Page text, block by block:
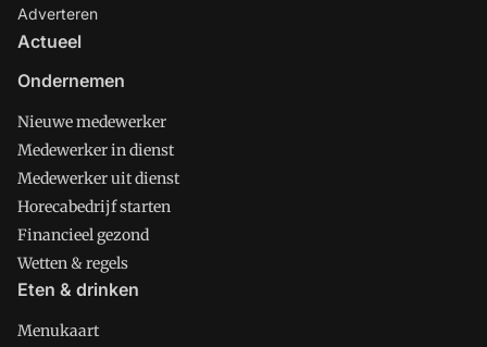
Adverteren
Actueel
Ondernemen
Nieuwe medewerker
Medewerker in dienst
Medewerker uit dienst
Horecabedrijf starten
Financieel gezond
Wetten & regels
Eten & drinken
Menukaart